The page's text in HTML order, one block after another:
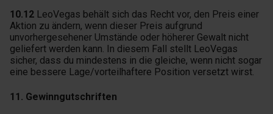
10.12 LeoVegas behält sich das Recht vor, den Preis einer
Aktion zu ändern, wenn dieser Preis aufgrund
unvorhergesehener Umstände oder höherer Gewalt nicht
geliefert werden kann. In diesem Fall stellt LeoVegas
sicher, dass du mindestens in die gleiche, wenn nicht sogar
eine bessere Lage/vorteilhaftere Position versetzt wirst.
11. Gewinngutschriften